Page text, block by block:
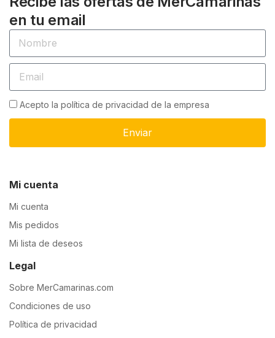
en tu email
Acepto la política de privacidad de la empresa
Enviar
Mi cuenta
Mi cuenta
Mis pedidos
Mi lista de deseos
Legal
Sobre MerCamarinas.com
Condiciones de uso
Política de privacidad